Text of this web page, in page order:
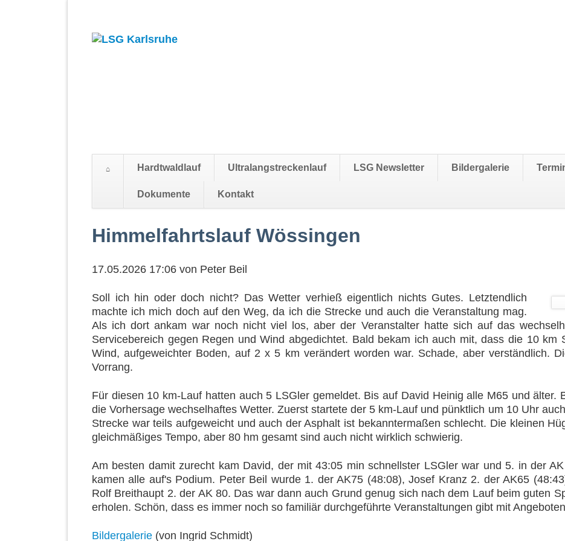
Hardtwaldlauf Ultralangstreckenlauf LSG Newsletter Bildergalerie
Dokumente Kontakt
überspringen
Himmelfahrtslauf Wössingen
17.05.2026 17:06 von Peter Beil
Soll ich hin oder doch nicht? Das Wetter verhieß eigentlich nichts Gutes. Letztendlich
machte ich mich doch auf den Weg, da ich die Strecke und auch die Veranstaltung mag.
Als ich dort ankam war noch nicht viel los, aber der Veranstalter hatte sich auf das
Servicebereich gegen Regen und Wind abgedichtet. Bald bekam ich auch mit, dass die 10 km
Wind, aufgeweichter Boden, auf 2 x 5 km verändert worden war. Schade, aber verständlich.
Vorrang.
Für diesen 10 km-Lauf hatten auch 5 LSGler gemeldet. Bis auf David Heinig alle M65 und älter.
die Vorhersage wechselhaftes Wetter. Zuerst startete der 5 km-Lauf und pünktlich um 10 Uhr
Strecke war teils aufgeweicht und auch der Asphalt ist bekanntermaßen schlecht. Die kleinen
gleichmäßiges Tempo, aber 80 hm gesamt sind auch nicht wirklich schwierig.
Am besten damit zurecht kam David, der mit 43:05 min schnellster LSGler war und 5. in der
kamen alle auf's Podium. Peter Beil wurde 1. der AK75 (48:08), Josef Kranz 2. der AK65
Rolf Breithaupt 2. der AK 80. Das war dann auch Grund genug sich nach dem Lauf beim guten
erholen. Schön, dass es immer noch so familiär durchgeführte Veranstaltungen gibt mit
Bildergalerie (von Ingrid Schmidt)